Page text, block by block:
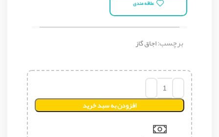
علاقه مندی
برچسب:اجاق گاز
افزودن به سبد خرید